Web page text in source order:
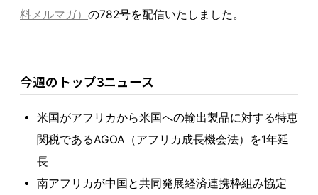
料メルマガ） の782号を配信いたしました。
今週のトップ3ニュース
米国がアフリカから米国への輸出製品に対する特恵
関税であるAGOA（アフリカ成長機会法）を1年延
長
南アフリカが中国と共同発展経済連携枠組み協定